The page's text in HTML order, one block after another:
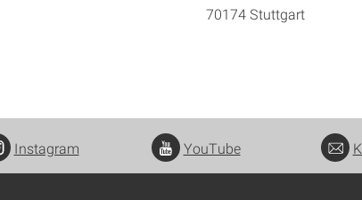
70174Stuttgart
Instagram YouTube